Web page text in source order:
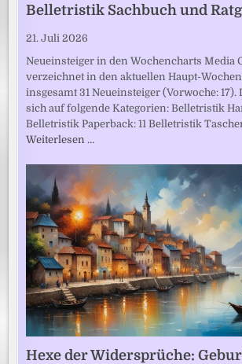
Belletristik Sachbuch und
21. Juli 2026
Neueinsteiger in den Wochencharts Media
verzeichnet in den aktuellen Haupt-
insgesamt 31 Neueinsteiger (Vorwoche: 17).
sich auf folgende Kategorien: Belletristik
Belletristik Paperback: 11 Belletristik
Weiterlesen …
Hexe der Widersprüche: